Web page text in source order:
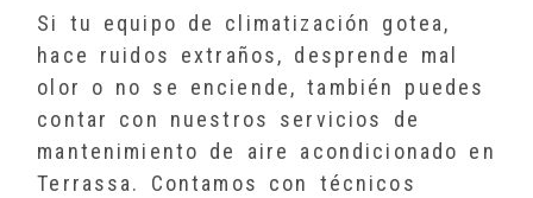
Si tu equipo de climatización gotea,
hace ruidos extraños, desprende mal
olor o no se enciende, también puedes
contar con nuestros servicios de
mantenimiento de aire acondicionado en
Terrassa. Contamos con técnicos